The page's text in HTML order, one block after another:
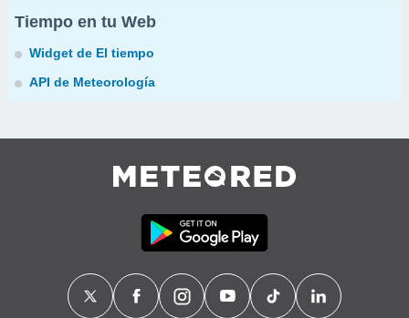
Tiempo en tu Web
Widget de El tiempo
API de Meteorología